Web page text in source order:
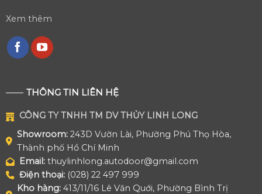
Xem thêm
THÔNG TIN LIÊN HỆ
CÔNG TY TNHH TM DV THỦY LINH LONG
Showroom: 243D Vườn Lài, Phường Phú Thọ Hòa,
Thành phố Hồ Chí Minh
Email: thuylinhlong.autodoor@gmail.com
Điện thoại:(028) 22 497 999
Kho hàng:413/11/16 Lê Văn Quới, Phường Bình Trị